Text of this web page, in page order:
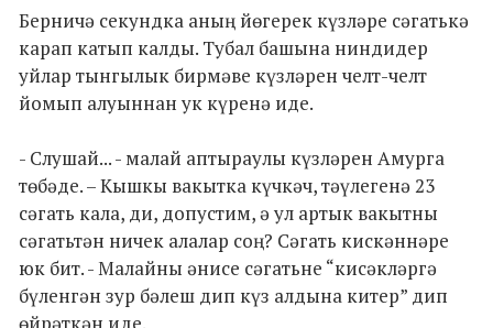
Берничә секундка аның йөгерек күзләре сәгатькә
карап катып калды. Тубал башына ниндидер
уйлар тынгылык бирмәве күзләрен челт-челт
йомып алуыннан ук күренә иде.
- Слушай... - малай аптыраулы күзләрен Амурга
төбәде. – Кышкы вакытка күчкәч, тәүлегенә 23
сәгать кала, ди, допустим, ә ул артык вакытны
сәгатьтән ничек алалар соң? Сәгать кискәннәре
юк бит. - Малайны әнисе сәгатьне “кисәкләргә
бүленгән зур бәлеш дип күз алдына китер” дип
өйрәткән иде.